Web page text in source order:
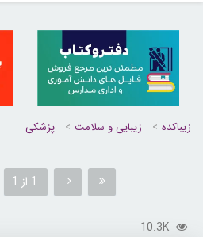
زیباکده زیبایی و سلامت پزشکی
1 از 1
10.3K